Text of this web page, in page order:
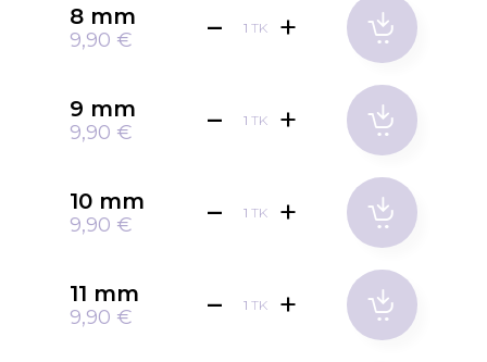
8 mm
9,90 €
TK
9 mm
9,90 €
TK
10 mm
9,90 €
TK
11 mm
9,90 €
TK